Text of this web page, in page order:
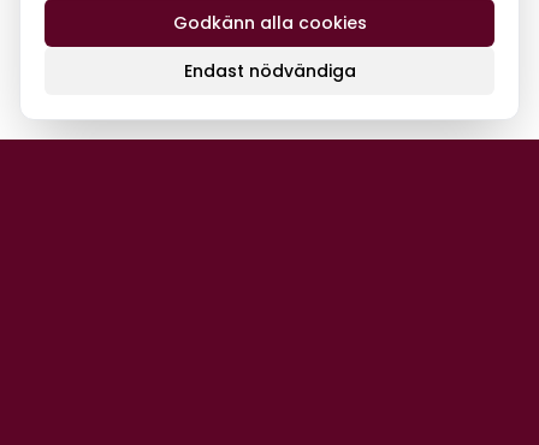
Endast nödvändiga
Godkänn alla cookies